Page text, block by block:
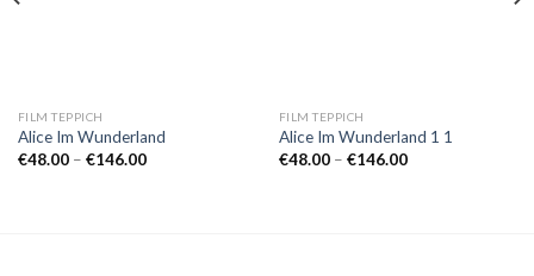
FILM TEPPICH
Alice Im Wunderland
€48.00 – €146.00Preisspanne:
FILM TEPPICH
Alice Im Wunderland 1 1
€48.00 – €146.00Preisspanne: